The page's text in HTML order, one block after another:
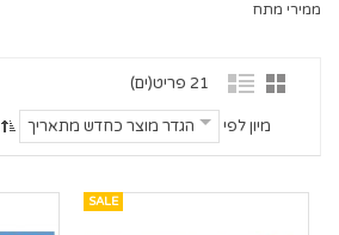
ממירי מתח
21 פריט(ים)
מיון לפי הגדר מוצר כחדש מתאריך
SALE